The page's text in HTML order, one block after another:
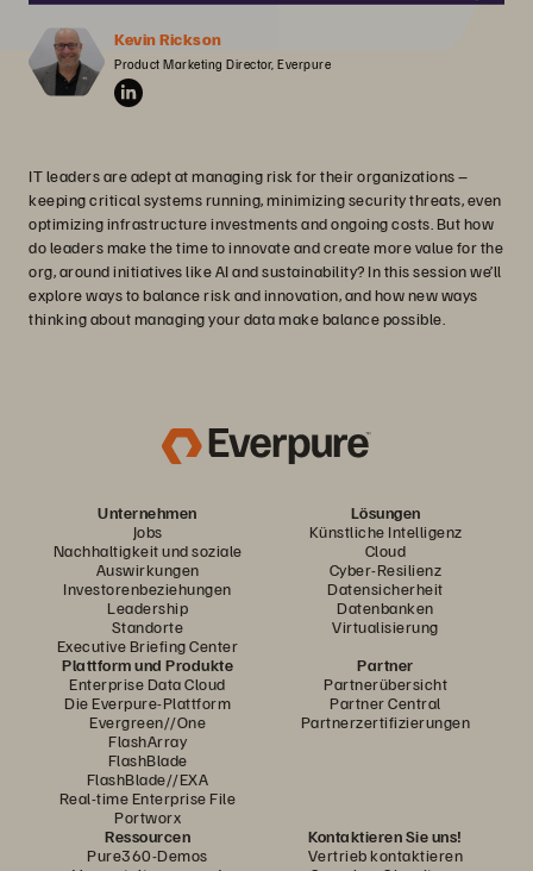
Kevin Rickson
Product Marketing Director, Everpure
IT leaders are adept at managing risk for their organizations –
keeping critical systems running, minimizing security threats, even
optimizing infrastructure investments and ongoing costs. But how
do leaders make the time to innovate and create more value for the
org, around initiatives like AI and sustainability? In this session we’ll
explore ways to balance risk and innovation, and how new ways
thinking about managing your data make balance possible.
Unternehmen
Jobs
Nachhaltigkeit und soziale
Auswirkungen
Investorenbeziehungen
Leadership
Standorte
Executive Briefing Center
Lösungen
Künstliche Intelligenz
Cloud
Cyber-Resilienz
Datensicherheit
Datenbanken
Virtualisierung
Plattform und Produkte
Enterprise Data Cloud
Die Everpure-Plattform
Evergreen//One
FlashArray
FlashBlade
FlashBlade//EXA
Real-time Enterprise File
Portworx
Partner
Partnerübersicht
Partner Central
Partnerzertifizierungen
Ressourcen
Pure360-Demos
Kontaktieren Sie uns!
Vertrieb kontaktieren